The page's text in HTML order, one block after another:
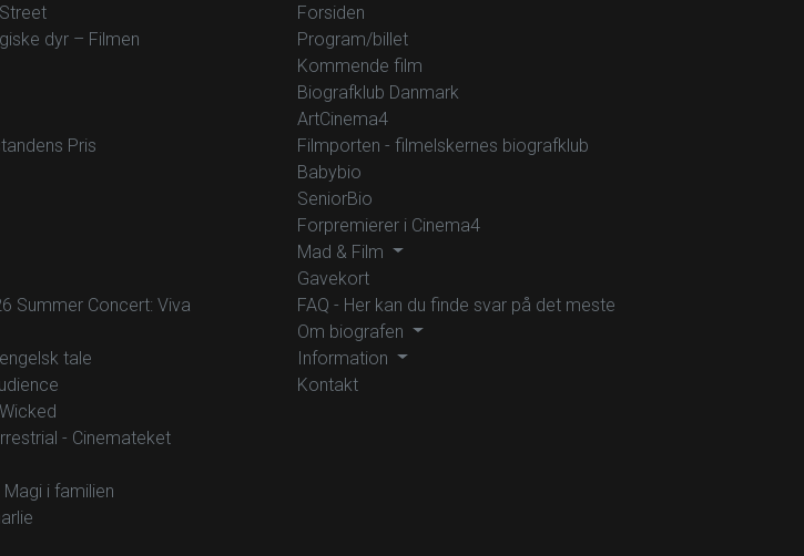
dyr – Filmen
Pris
Summer Concert: Viva
tale
- Cinemateket
i familien
Forsiden
Program/billet
Kommende film
Biografklub Danmark
ArtCinema4
Filmporten - filmelskernes biografklub
Babybio
SeniorBio
Forpremierer i Cinema4
Mad & Film
Gavekort
FAQ - Her kan du finde svar på det meste
Om biografen
Information
Kontakt